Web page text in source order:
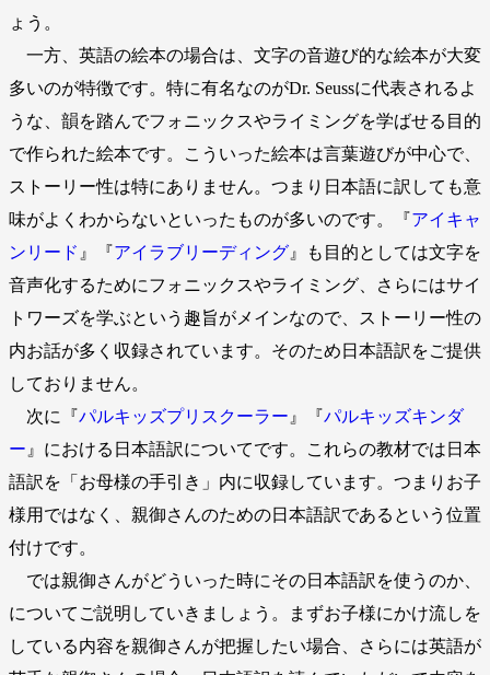
ょう。
一方、英語の絵本の場合は、文字の音遊び的な絵本が大変
多いのが特徴です。特に有名なのがDr. Seussに代表されるよ
うな、韻を踏んでフォニックスやライミングを学ばせる目的
で作られた絵本です。こういった絵本は言葉遊びが中心で、
ストーリー性は特にありません。つまり日本語に訳しても意
味がよくわからないといったものが多いのです。『アイキャ
ンリード 』『アイラブリーディング 』も目的としては文字を
音声化するためにフォニックスやライミング、さらにはサイ
トワーズを学ぶという趣旨がメインなので、ストーリー性の
内お話が多く収録されています。そのため日本語訳をご提供
しておりません。
次に『パルキッズプリスクーラー 』『パルキッズキンダ
ー 』における日本語訳についてです。これらの教材では日本
語訳を「お母様の手引き」内に収録しています。つまりお子
様用ではなく、親御さんのための日本語訳であるという位置
付けです。
では親御さんがどういった時にその日本語訳を使うのか、
についてご説明していきましょう。まずお子様にかけ流しを
している内容を親御さんが把握したい場合、さらには英語が